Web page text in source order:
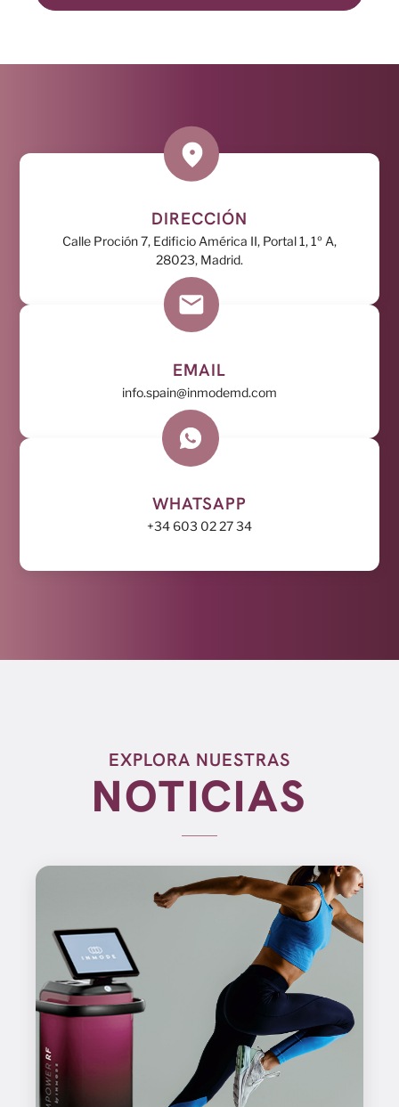
DIRECCIÓN
Calle Proción 7, Edificio América II, Portal 1, 1º A,
28023, Madrid.
EMAIL
info.spain@inmodemd.com
WHATSAPP
+34 603 02 27 34
EXPLORA NUESTRAS
NOTICIAS